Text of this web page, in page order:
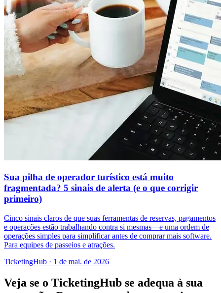
Sua pilha de operador turístico está muito
fragmentada? 5 sinais de alerta (e o que corrigir
primeiro)
Cinco sinais claros de que suas ferramentas de reservas, pagamentos
e operações estão trabalhando contra si mesmas—e uma ordem de
operações simples para simplificar antes de comprar mais software.
Para equipes de passeios e atrações.
TicketingHub · 1 de mai. de 2026
Veja se o TicketingHub se adequa à sua